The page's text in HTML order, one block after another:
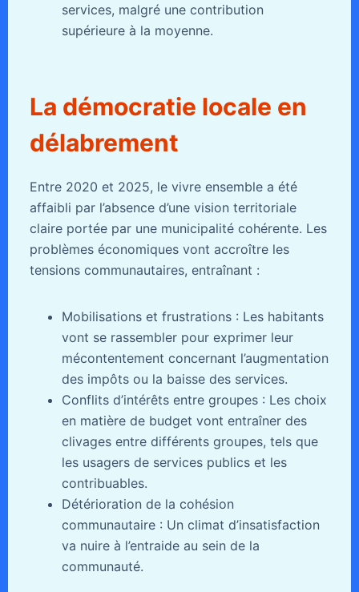
services, malgré une contribution
supérieure à la moyenne.
La démocratie locale en
délabrement
Entre 2020 et 2025, le vivre ensemble a été
affaibli par l’absence d’une vision territoriale
claire portée par une municipalité cohérente. Les
problèmes économiques vont accroître les
tensions communautaires, entraînant :
Mobilisations et frustrations : Les habitants
vont se rassembler pour exprimer leur
mécontentement concernant l’augmentation
des impôts ou la baisse des services.
Conflits d’intérêts entre groupes : Les choix
en matière de budget vont entraîner des
clivages entre différents groupes, tels que
les usagers de services publics et les
contribuables.
Détérioration de la cohésion
communautaire : Un climat d’insatisfaction
va nuire à l’entraide au sein de la
communauté.